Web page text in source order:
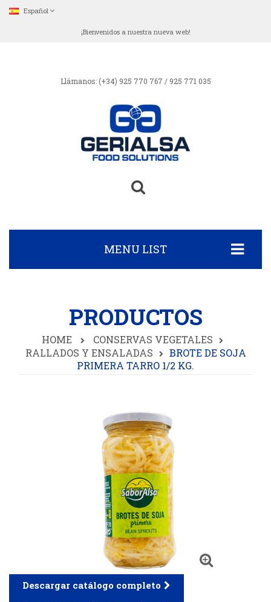
Español
¡Bienvenidos a nuestra nueva web!
Llámanos: (+34) 925 770 767 / 925 771 035
MENU LIST
PRODUCTOS
HOME
CONSERVAS VEGETALES
RALLADOS Y ENSALADAS
BROTE DE SOJA
PRIMERA TARRO 1/2 KG.
Descargar catálogo completo